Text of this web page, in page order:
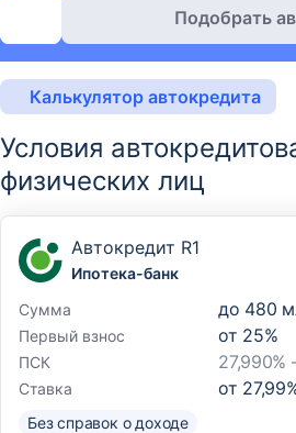
Подобрать
Калькулятор автокредита
Условия
физических лиц
Автокредит R1
Ипотека-банк
Сумма
до 480
Первый взнос от 25%
ПСК 27,990%
Ставка от 27,99
Без справок о доходе